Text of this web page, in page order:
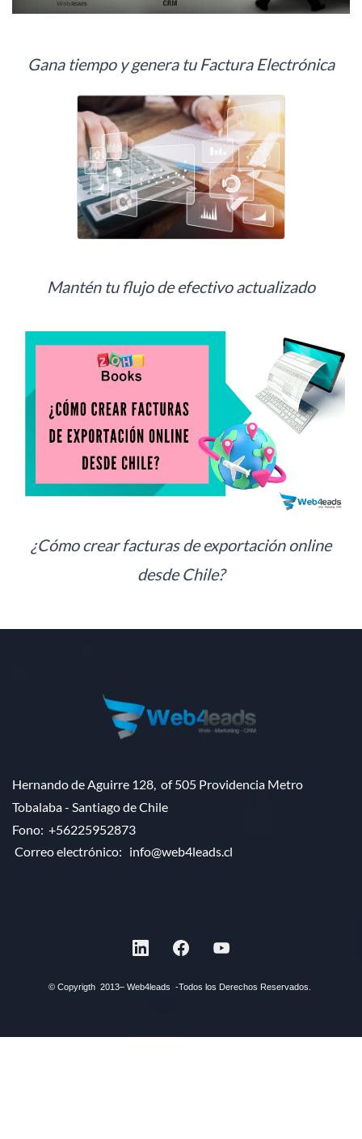
Gana tiempo y genera tu Factura Electrónica
Mantén tu flujo de efectivo actualizado
¿Cómo crear facturas de exportación online
desde Chile?
Hernando de Aguirre 128, of 505 Providencia Metro
Tobalaba - Santiago de Chile
Fono: +56225952873
Correo electrónico: info@web4leads.cl
© Copyrigth 2013– Web4leads -Todos los Derechos Reservados.